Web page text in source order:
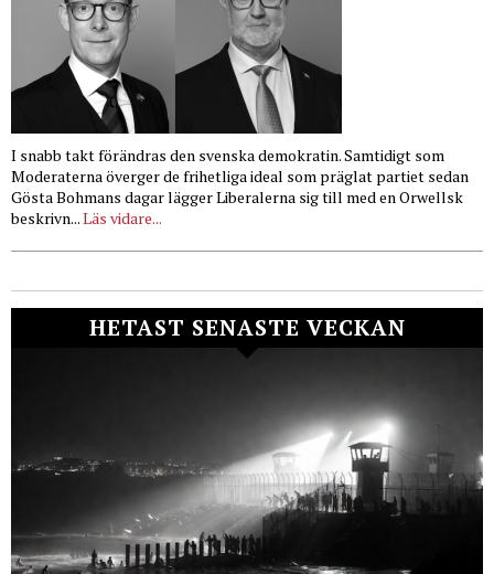
I snabb takt förändras den svenska demokratin. Samtidigt som
Moderaterna överger de frihetliga ideal som präglat partiet sedan
Gösta Bohmans dagar lägger Liberalerna sig till med en Orwellsk
beskrivn...Läs vidare...
HETAST SENASTE VECKAN